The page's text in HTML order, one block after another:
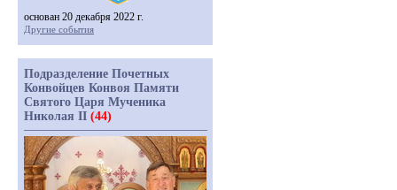
основан 20 декабря 2022 г.
Другие события
Подразделение Почетных
Конвойцев Конвоя Памяти
Святого Царя Мученика
Николая II (44)